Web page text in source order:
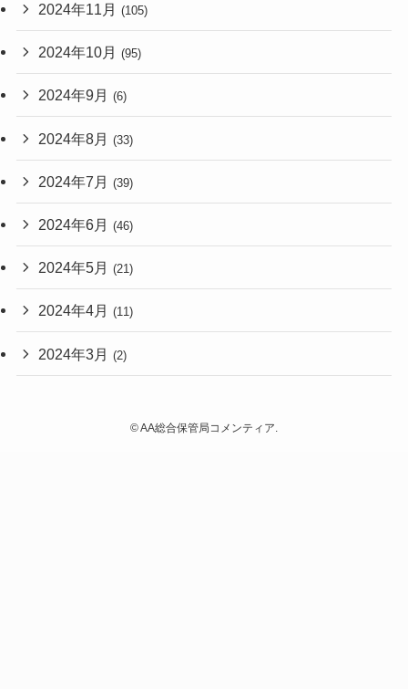
2024年11月 (105)
2024年10月 (95)
2024年9月 (6)
2024年8月 (33)
2024年7月 (39)
2024年6月 (46)
2024年5月 (21)
2024年4月 (11)
2024年3月 (2)
©AA総合保管局コメンティア.